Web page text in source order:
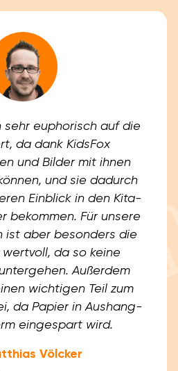
sehr euphorisch auf die
da dank KidsFox
und Bilder mit ihnen
und sie dadurch
Einblick in den Kita-
bekommen. Für unsere
ist aber besonders die
da so keine
Außerdem
wichtigen Teil zum
da Papier in Aushang-
eingespart wird.
Völcker